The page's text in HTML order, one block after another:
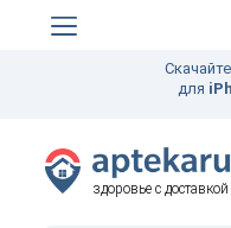
всех
здоровье с